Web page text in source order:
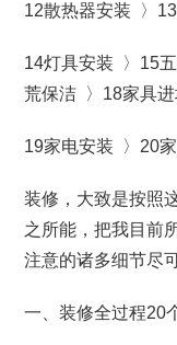
12散热器安装 〉
14灯具安装 〉15
荒保洁 〉18家具进
19家电安装 〉20
装修，大致是按照
之所能，把我目前
注意的诸多细节尽
一、装修全过程20